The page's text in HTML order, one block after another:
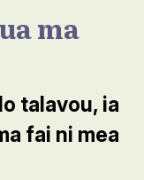
ma
talavou, ia
fai ni mea